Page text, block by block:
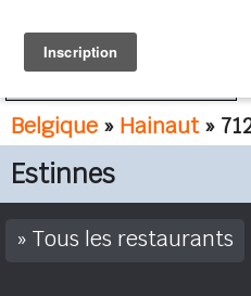
Belgique » Hainaut»
Estinnes
Tous les restaurants